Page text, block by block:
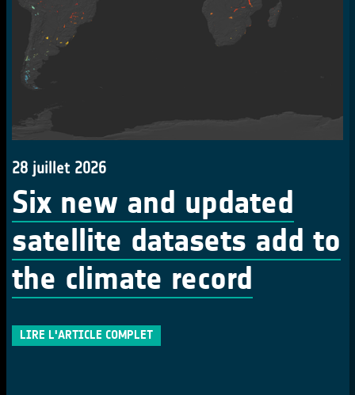
28 juillet 2026
Six new and updated
satellite datasets add to
the climate record
LIRE L'ARTICLE COMPLET